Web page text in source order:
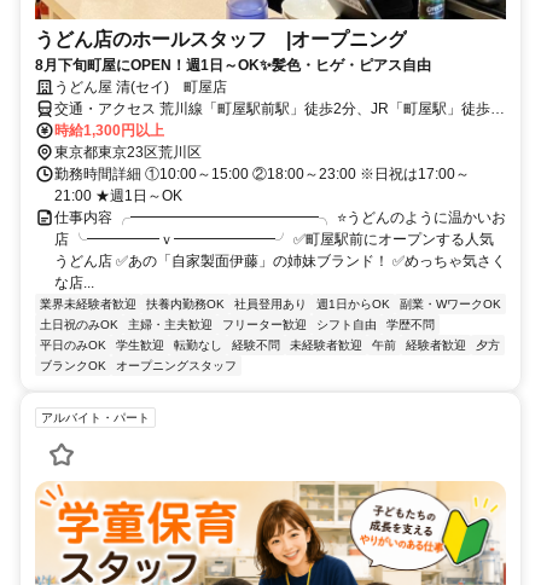
うどん店のホールスタッフ |オープニング
8月下旬町屋にOPEN！週1日～OK✨髪色・ヒゲ・ピアス自由
うどん屋 清(セイ) 町屋店
交通・アクセス 荒川線「町屋駅前駅」徒歩2分、JR「町屋駅」徒歩1
分、京成「町屋駅」徒歩3分
時給1,300円以上
東京都東京23区荒川区
勤務時間詳細 ①10:00～15:00 ②18:00～23:00 ※日祝は17:00～
21:00 ★週1日～OK
仕事内容 ╭━━━━━━━━━━━━━╮ ⭐うどんのように温かいお
店 ╰━━━━━ｖ━━━━━━━╯ ✅町屋駅前にオープンする人気
うどん店 ✅あの「自家製面伊藤」の姉妹ブランド！ ✅めっちゃ気さく
な店...
業界未経験者歓迎 扶養内勤務OK 社員登用あり 週1日からOK
副業・WワークOK
土日祝のみOK
主婦・主夫歓迎 フリーター歓迎 シフト自由
学歴不問
平日のみOK
学生歓迎 転勤なし 経験不問 未経験者歓迎 午前 経験者歓迎
夕方
ブランクOK
オープニングスタッフ
アルバイト・パート